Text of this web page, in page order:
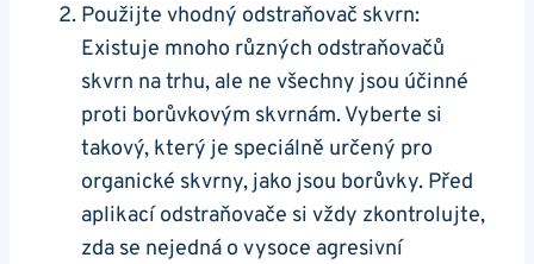
Použijte vhodný odstraňovač skvrn:
Existuje mnoho různých odstraňovačů
skvrn na trhu, ale ne všechny jsou účinné
proti borůvkovým skvrnám. Vyberte si
takový, který je speciálně určený pro
organické skvrny, jako jsou borůvky. Před
aplikací odstraňovače si vždy zkontrolujte,
zda se nejedná o vysoce agresivní